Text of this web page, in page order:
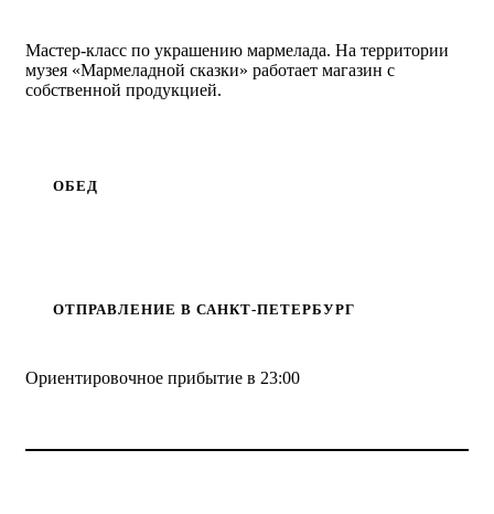
Мастер-класс по украшению мармелада. На территории
музея «Мармеладной сказки» работает магазин с
собственной продукцией.
ОБЕД
ОТПРАВЛЕНИЕ В САНКТ-ПЕТЕРБУРГ
Ориентировочное прибытие в 23:00